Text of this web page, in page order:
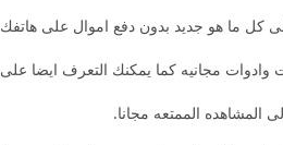
كل ما هو جديد بدون دفع اموال على
وادوات مجانيه كما يمكنك التعرف ايضا
المشاهده الممتعه مجانا.